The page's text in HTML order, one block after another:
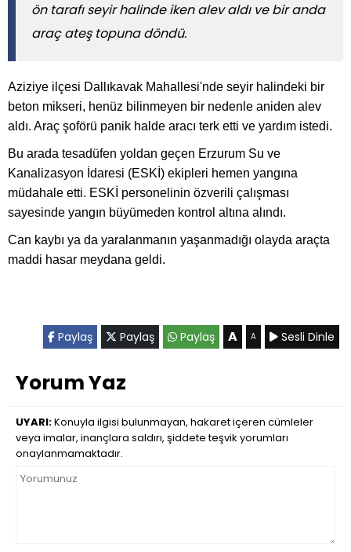
ön tarafı seyir halinde iken alev aldı ve bir anda
araç ateş topuna döndü.
Aziziye ilçesi Dallıkavak Mahallesi'nde seyir halindeki bir
beton mikseri, henüz bilinmeyen bir nedenle aniden alev
aldı. Araç şoförü panik halde aracı terk etti ve yardım istedi.
Bu arada tesadüfen yoldan geçen Erzurum Su ve
Kanalizasyon İdaresi (ESKİ) ekipleri hemen yangına
müdahale etti. ESKİ personelinin özverili çalışması
sayesinde yangın büyümeden kontrol altına alındı.
Can kaybı ya da yaralanmanın yaşanmadığı olayda araçta
maddi hasar meydana geldi.
Paylaş Paylaş Paylaş A A Sesli Dinle
Yorum Yaz
UYARI:Konuyla ilgisi bulunmayan, hakaret içeren cümleler
veya imalar, inançlara saldırı, şiddete teşvik yorumları
onaylanmamaktadır.